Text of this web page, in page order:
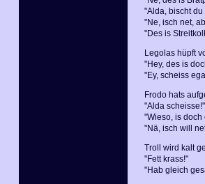
"Alda, bischt
"Ne, isch net,
"Des is
Legolas hüpft
"Hey, des is
"Ey, scheiss
Frodo hats
"Alda scheisse!"
"Wieso, is
"Nä, isch will
Troll wird kalt
"Fett krass!"
"Hab gleich